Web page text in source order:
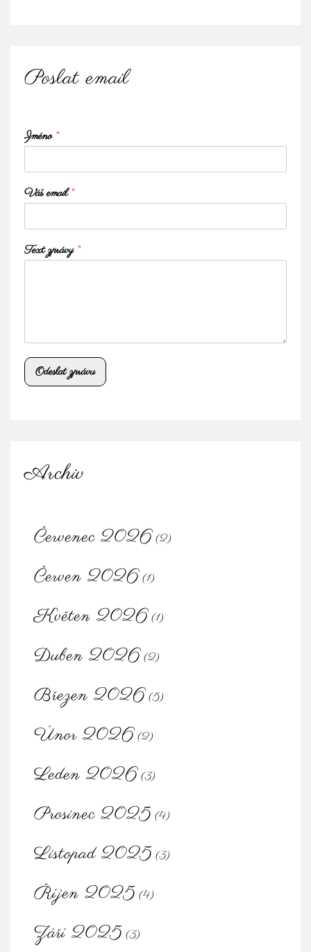
Poslat email
Jméno *
Váš email*
Text zprávy *
Odeslat zprávu
Archiv
Červenec 2026 (2)
Červen 2026 (1)
Květen 2026 (1)
Duben 2026 (2)
Březen 2026 (5)
Únor 2026 (2)
Leden 2026 (3)
Prosinec 2025 (4)
Listopad 2025 (3)
Říjen 2025 (4)
Září 2025 (3)